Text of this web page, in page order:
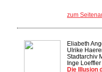
zum
Eliabeth
Ulrike
Stadtarchiv
Inge Loeffler
Die Illusion